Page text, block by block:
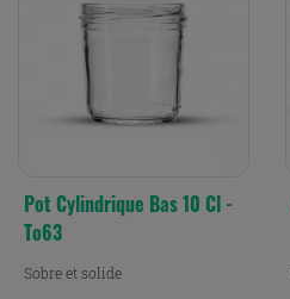
Pot Cylindrique Bas 10 Cl -
To63
Sobre et solide